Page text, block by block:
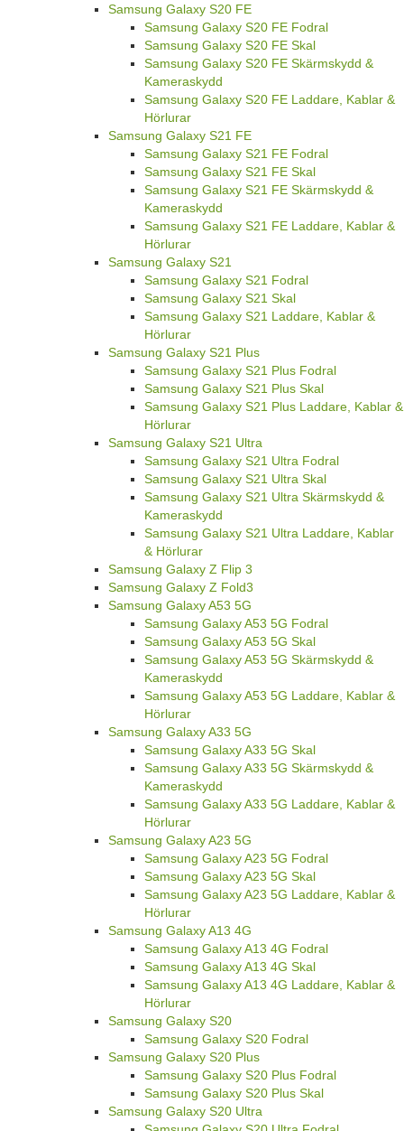
Samsung Galaxy S20 FE
Samsung Galaxy S20 FE Fodral
Samsung Galaxy S20 FE Skal
Samsung Galaxy S20 FE Skärmskydd &
Kameraskydd
Samsung Galaxy S20 FE Laddare, Kablar &
Hörlurar
Samsung Galaxy S21 FE
Samsung Galaxy S21 FE Fodral
Samsung Galaxy S21 FE Skal
Samsung Galaxy S21 FE Skärmskydd &
Kameraskydd
Samsung Galaxy S21 FE Laddare, Kablar &
Hörlurar
Samsung Galaxy S21
Samsung Galaxy S21 Fodral
Samsung Galaxy S21 Skal
Samsung Galaxy S21 Laddare, Kablar &
Hörlurar
Samsung Galaxy S21 Plus
Samsung Galaxy S21 Plus Fodral
Samsung Galaxy S21 Plus Skal
Samsung Galaxy S21 Plus Laddare, Kablar &
Hörlurar
Samsung Galaxy S21 Ultra
Samsung Galaxy S21 Ultra Fodral
Samsung Galaxy S21 Ultra Skal
Samsung Galaxy S21 Ultra Skärmskydd &
Kameraskydd
Samsung Galaxy S21 Ultra Laddare, Kablar
& Hörlurar
Samsung Galaxy Z Flip 3
Samsung Galaxy Z Fold3
Samsung Galaxy A53 5G
Samsung Galaxy A53 5G Fodral
Samsung Galaxy A53 5G Skal
Samsung Galaxy A53 5G Skärmskydd &
Kameraskydd
Samsung Galaxy A53 5G Laddare, Kablar &
Hörlurar
Samsung Galaxy A33 5G
Samsung Galaxy A33 5G Skal
Samsung Galaxy A33 5G Skärmskydd &
Kameraskydd
Samsung Galaxy A33 5G Laddare, Kablar &
Hörlurar
Samsung Galaxy A23 5G
Samsung Galaxy A23 5G Fodral
Samsung Galaxy A23 5G Skal
Samsung Galaxy A23 5G Laddare, Kablar &
Hörlurar
Samsung Galaxy A13 4G
Samsung Galaxy A13 4G Fodral
Samsung Galaxy A13 4G Skal
Samsung Galaxy A13 4G Laddare, Kablar &
Hörlurar
Samsung Galaxy S20
Samsung Galaxy S20 Fodral
Samsung Galaxy S20 Plus
Samsung Galaxy S20 Plus Fodral
Samsung Galaxy S20 Plus Skal
Samsung Galaxy S20 Ultra